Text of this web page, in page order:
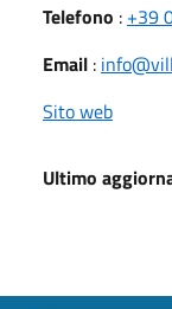
Telefono : +39
Email :
Sito web
Ultimo